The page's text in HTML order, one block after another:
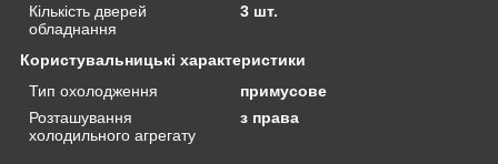
Кількість дверей
обладнання
3 шт.
Користувальницькі характеристики
Тип охолодження
примусове
Розташування
холодильного агрегату
з права